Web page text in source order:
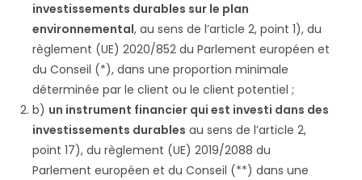
investissements durables sur le plan
environnemental, au sens de l’article 2, point 1), du
règlement (UE) 2020/852 du Parlement européen et
du Conseil (*), dans une proportion minimale
déterminée par le client ou le client potentiel ;
b) un instrument financier qui est investi dans des
investissements durables au sens de l’article 2,
point 17), du règlement (UE) 2019/2088 du
Parlement européen et du Conseil (**) dans une